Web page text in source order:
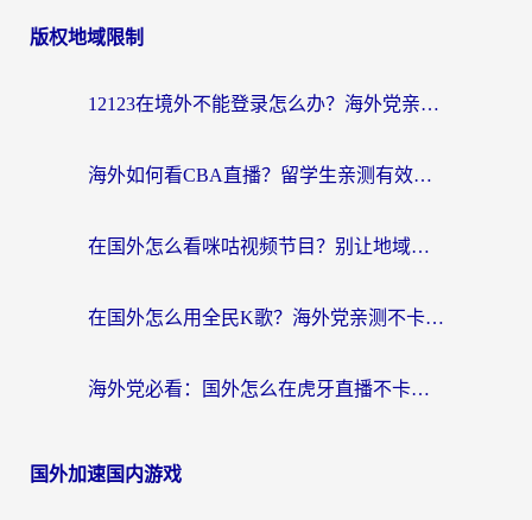
版权地域限制
12123在境外不能登录怎么办？海外党亲测有效的回国加速方案
海外如何看CBA直播？留学生亲测有效的体育赛事观看指南
在国外怎么看咪咕视频节目？别让地域限制挡住你的追剧自由
在国外怎么用全民K歌？海外党亲测不卡顿的回国加速秘籍
海外党必看：国外怎么在虎牙直播不卡顿？附腾讯视频网易云音乐解决方案
国外加速国内游戏